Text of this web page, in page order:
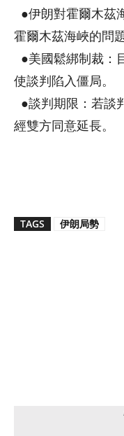
●伊朗對霍爾木茲
霍爾木茲海峽的問
●美國鬆綁制裁：
使談判陷入僵局。
●談判期限：若談
經雙方同意延長。
TAGS 伊朗局勢